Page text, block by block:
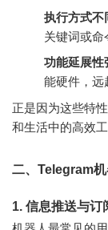
执行方式不
关键词或命
功能延展性
能硬件，远
正是因为这些特
和生活中的高效工
二、Telegram
1. 信息推送与订